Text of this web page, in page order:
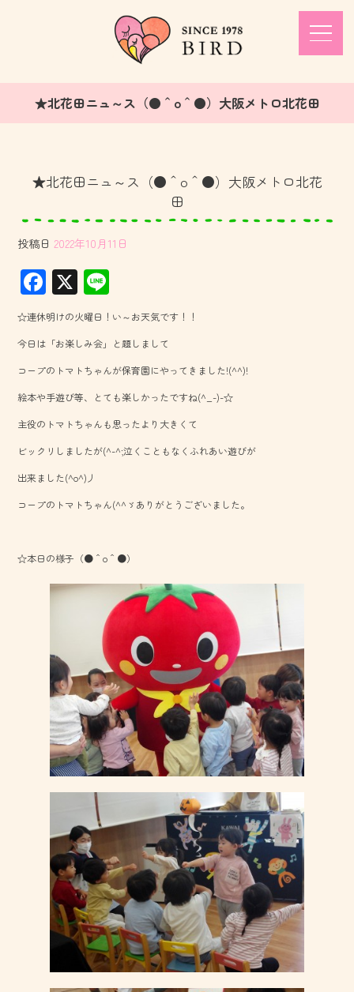
★北花田ニュ～ス（●＾o＾●）大阪メトロ北花田
★北花田ニュ～ス（●＾o＾●）大阪メトロ北花
田
投稿日 2022年10月11日
F
ac
e
b
o
ok
X
ne
☆連休明けの火曜日！い～お天気です！！
今日は「お楽しみ会」と題しまして
コープのトマトちゃんが保育園にやってきました!(^^)!
絵本や手遊び等、とても楽しかったですね(^_-)-☆
主役のトマトちゃんも思ったより大きくて
ビックリしましたが(^-^;泣くこともなくふれあい遊びが
出来ました(^o^)丿
コープのトマトちゃん(^^ゞありがとうございました。
☆本日の様子（●＾o＾●）